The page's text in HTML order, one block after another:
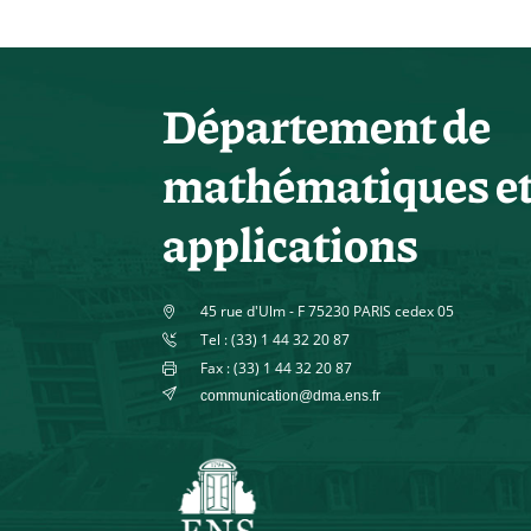
Département de
mathématiques
applications
45 rue d'Ulm - F 75230 PARIS cedex 05
Tel : (33) 1 44 32 20 87
Fax : (33) 1 44 32 20 87
communication@dma.ens.fr